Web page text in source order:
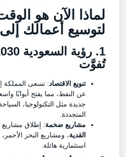
لماذا الآن هو
لتوسيع أعمالك
تُفوَّت
تنويع الاقتصاد: تسعى المملكة إلى
عن النفط، مما يفتح أبوابًا
جديدة مثل التكنولوجيا،
المتجددة.
مشاريع ضخمة: إطلاق مشاريع
القدية، ومشاريع البحر الأحمر،
استثمارية هائلة.